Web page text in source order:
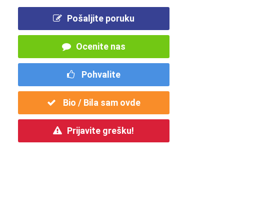
Pošaljite poruku
Ocenite nas
Pohvalite
Bio / Bila sam ovde
Prijavite grešku!